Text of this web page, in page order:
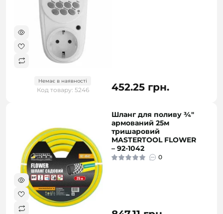
Немає в наявності
Код товару: 5246 452.25 грн.
Шланг для поливу ¾"
армований 25м
тришаровий
MASTERTOOL FLOWER
– 92-1042
0